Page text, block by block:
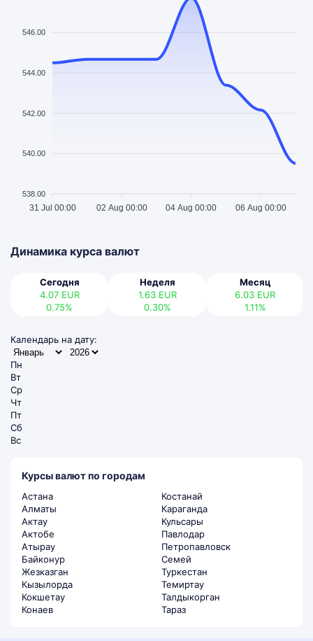
546.00
544.00
542.00
540.00
538.00
31 Jul 00:00 02 Aug 00:00 04 Aug 00:00 06 Aug 00:00
Динамика курса валют
Сегодня
4.07 EUR
0.75%
Неделя
1.63 EUR
0.30%
Месяц
6.03 EUR
1.11%
Календарь на дату:
Пн
Вт
Ср
Чт
Пт
Сб
Вс
Курсы валют по городам
Астана
Алматы
Актау
Актобе
Атырау
Байконур
Жезказган
Кызылорда
Кокшетау
Конаев
Костанай
Караганда
Кульсары
Павлодар
Петропавловск
Семей
Туркестан
Темиртау
Талдыкорган
Тараз